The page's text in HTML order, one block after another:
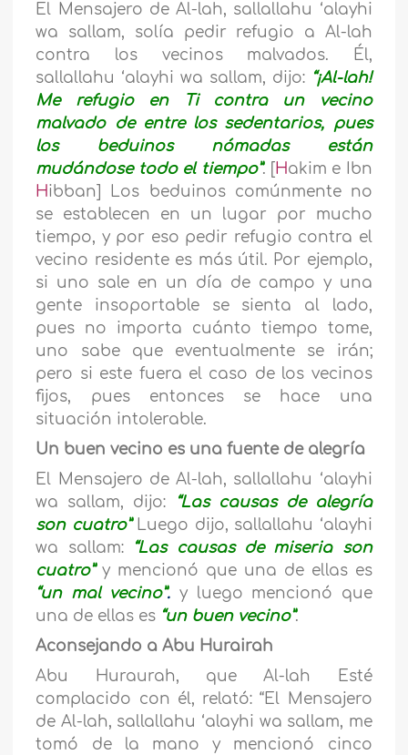
El Mensajero de Al-lah, sallallahu ‘alayhi
wa sallam, solía pedir refugio a Al-lah
contra los vecinos malvados. Él,
sallallahu ‘alayhi wa sallam, dijo: “¡Al-lah!
Me refugio en Ti contra un vecino
malvado de entre los sedentarios, pues
los beduinos nómadas están
mudándose todo el tiempo”. [ Hakim e Ibn
Hibban] Los beduinos comúnmente no
se establecen en un lugar por mucho
tiempo, y por eso pedir refugio contra el
vecino residente es más útil. Por ejemplo,
si uno sale en un día de campo y una
gente insoportable se sienta al lado,
pues no importa cuánto tiempo tome,
uno sabe que eventualmente se irán;
pero si este fuera el caso de los vecinos
fijos, pues entonces se hace una
situación intolerable.
Un buen vecino es una fuente de alegría
El Mensajero de Al-lah, sallallahu ‘alayhi
wa sallam, dijo:
“Las causas de alegría
son cuatro” Luego dijo, sallallahu ‘alayhi
wa sallam:
“Las causas de miseria son
cuatro” y mencionó que una de ellas es
“un mal vecino”. y luego mencionó que
una de ellas es “un buen vecino”.
Aconsejando a Abu Hurairah
Abu Huraurah, que Al-lah Esté
complacido con él, relató: “El Mensajero
de Al-lah, sallallahu ‘alayhi wa sallam, me
tomó de la mano y mencionó cinco